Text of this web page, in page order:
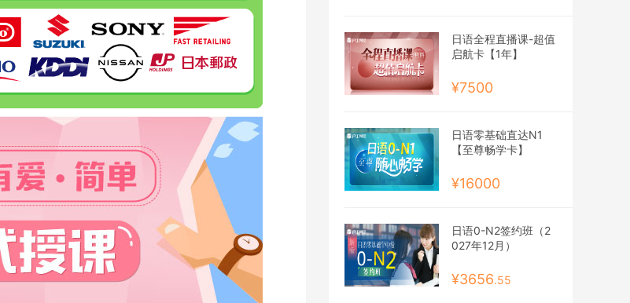
日语全程直播课-超值
启航卡【1年】
¥7500
日语零基础直达N1
【至尊畅学卡】
¥16000
日语0-N2签约班（2
027年12月）
¥3656.55